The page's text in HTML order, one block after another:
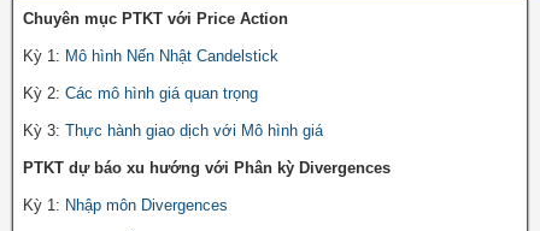
Chuyên mục PTKT với Price Action
Kỳ 1: Mô hình Nến Nhật Candelstick
Kỳ 2: Các mô hình giá quan trọng
Kỳ 3: Thực hành giao dịch với Mô hình giá
PTKT dự báo xu hướng với Phân kỳ Divergences
Kỳ 1: Nhập môn Divergences